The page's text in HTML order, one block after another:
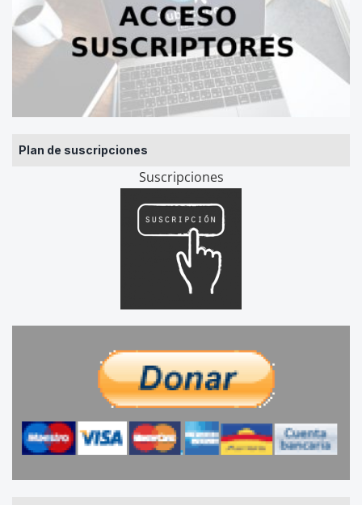
Plan de suscripciones
Suscripciones